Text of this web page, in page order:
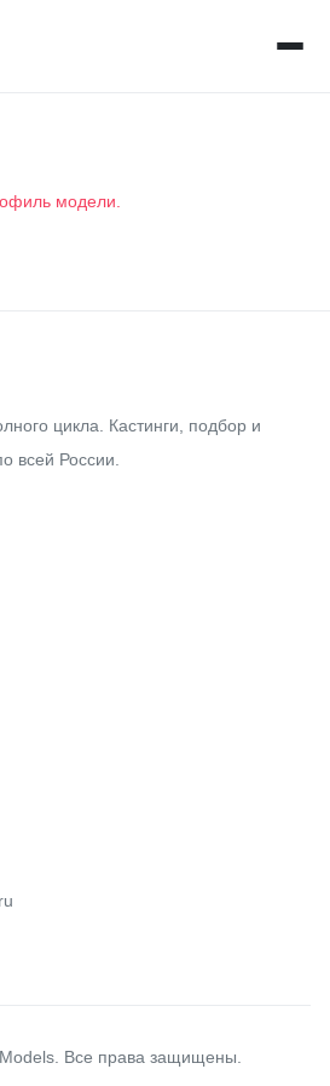
модели.
цикла. Кастинги, подбор и
всей России.
Все права защищены.